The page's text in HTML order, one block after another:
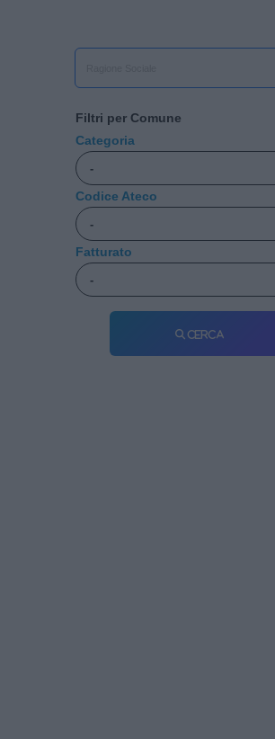
Filtri per Comune
Categoria
Codice Ateco
Fatturato
Cerca